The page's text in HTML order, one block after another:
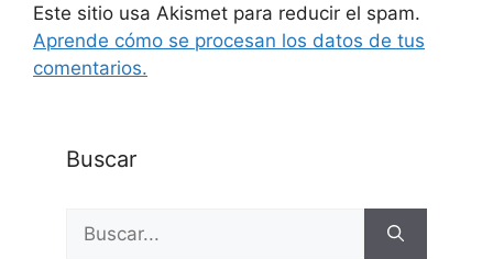
Este sitio usa Akismet para reducir el spam.
Aprende cómo se procesan los datos de tus
comentarios.
Buscar
Buscar: